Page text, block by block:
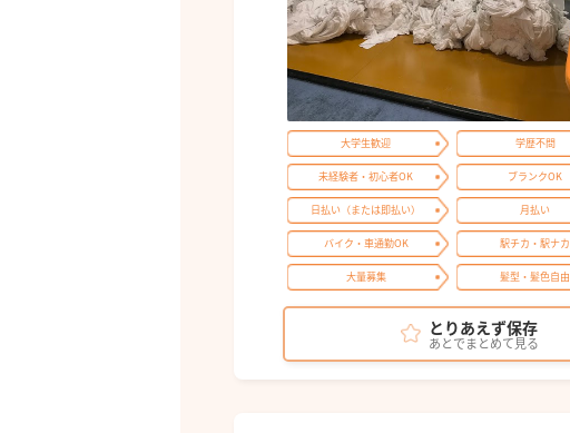
大学生歓迎 学歴不問
未経験者・初心者OK ブランクOK
日払い（または即払い） 月払い
バイク・車通勤OK 駅チカ・駅ナカ
大量募集 髪型・髪色自由
とりあえず保存
あとでまとめて見る